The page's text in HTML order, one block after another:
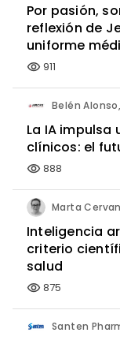
Por pasión,
reflexión de
uniforme
visibility 911
La IA impulsa
clínicos: el
visibility 888
Inteligencia
criterio
salud
visibility 875
Santen